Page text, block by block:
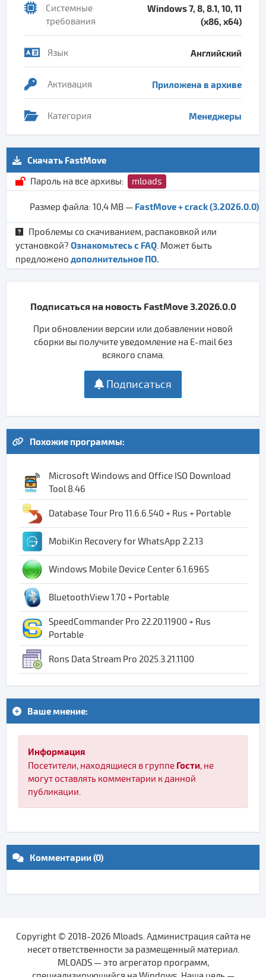
Системные
требования
Windows 7, 8, 8.1, 10, 11
(x86, x64)
Язык Английский
Активация Приложена в архиве
Категория Менеджеры
Скачать FastMove
Пароль на все архивы:
mloads
Размер файла: 10,4 MB — FastMove + crack (3.2026.0.0)
Проблемы со скачиванием, распаковкой или
установкой? Ознакомьтесь с FAQ. Может быть
предложено дополнительное ПО.
Подписаться на новость FastMove 3.2026.0.0
При обновлении версии или добавлении новой
сборки вы получите уведомление на E-mail без
всякого спама.
Подписаться
Похожие программы:
Microsoft Windows and Office ISO Download
Tool 8.46
Database Tour Pro 11.6.6.540 + Rus + Portable
MobiKin Recovery for WhatsApp 2.2.13
Windows Mobile Device Center 6.1.6965
BluetoothView 1.70 + Portable
SpeedCommander Pro 22.20.11900 + Rus
Portable
Rons Data Stream Pro 2025.3.21.1100
Ваше мнение:
Информация
Посетители, находящиеся в группе Гости, не
могут оставлять комментарии к данной
публикации.
Комментарии (0)
Copyright © 2018-2026 Mloads. Администрация сайта не
несет ответственности за размещенный материал.
MLOADS — это агрегатор программ,